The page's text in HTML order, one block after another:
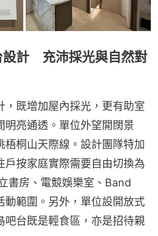
設計 充沛採光與自然對
，既增加屋內採光，更有助室
明亮通透。單位外望開闊景
梧桐山天際線。設計團隊特加
戶按家庭實際需要自由切換為
書房、電競娛樂室、Band
動範圍。另外，單位設開放式
吧台既是輕食區，亦是招待親